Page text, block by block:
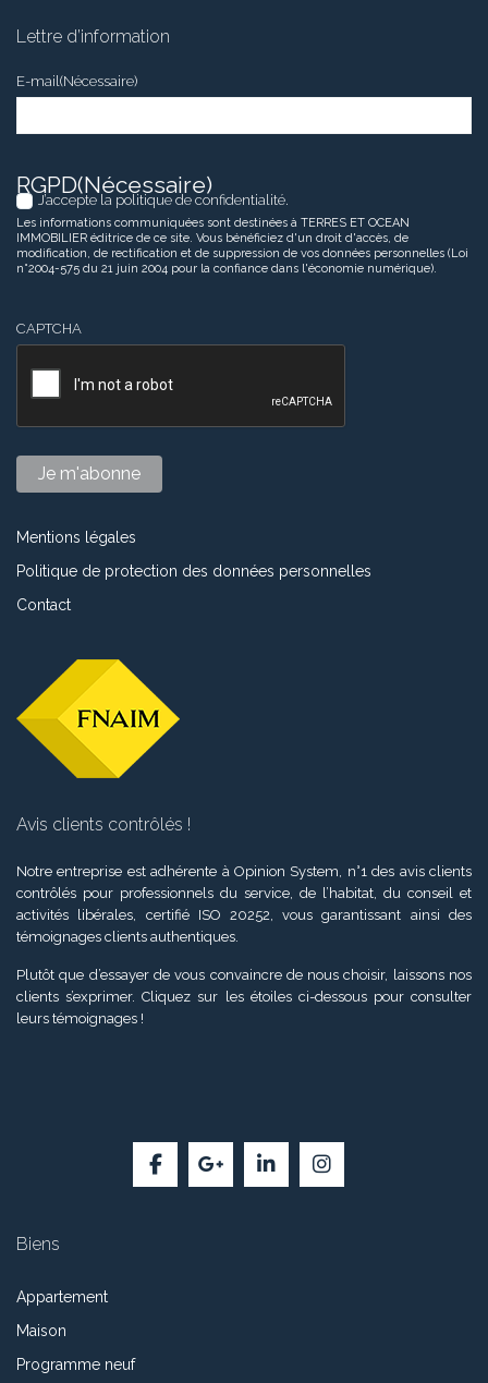
Lettre d’information
E-mail(Nécessaire)
RGPD(Nécessaire)
J’accepte la politique de confidentialité.
Les informations communiquées sont destinées à TERRES ET OCEAN
IMMOBILIER éditrice de ce site. Vous bénéficiez d'un droit d'accès, de
modification, de rectification et de suppression de vos données personnelles (Loi
n°2004-575 du 21 juin 2004 pour la confiance dans l'économie numérique).
CAPTCHA
Mentions légales
Politique de protection des données personnelles
Contact
Avis clients contrôlés !
Notre entreprise est adhérente à Opinion System, n°1 des avis clients
contrôlés pour professionnels du service, de l’habitat, du conseil et
activités libérales, certifié ISO 20252, vous garantissant ainsi des
témoignages clients authentiques.
Plutôt que d’essayer de vous convaincre de nous choisir, laissons nos
clients s’exprimer. Cliquez sur les étoiles ci-dessous pour consulter
leurs témoignages !
Biens
Appartement
Maison
Programme neuf